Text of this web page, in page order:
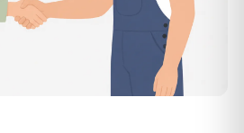
bei etwa 1.840 €, das
31,8 € je Quadratmeter.
Aufzug), Menge und Sperrmüllanteil
nach oben oder unten — den
Ihnen der Entrümpler nach